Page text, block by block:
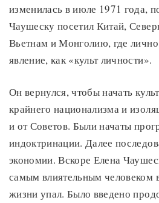
изменилась в июле 1971 года,
Чаушеску посетил Китай,
Вьетнам и Монголию, где
явление, как «культ личности».
Он вернулся, чтобы начать
крайнего национализма и
и от Советов. Были начаты
индоктринации. Далее
экономии. Вскоре Елена
самым влиятельным человеком
жизни упал. Было введено